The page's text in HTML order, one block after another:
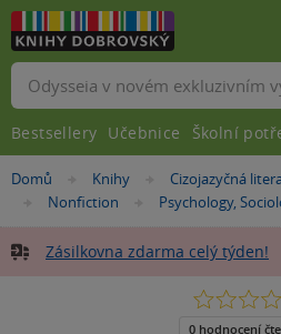
Nacházíte
Domů »Knihy »Cizojazyčná
»
Nonfiction »Psychology,
Zásilkovna zdarma celý týden!
0.0
5
0 hodnocení
Vyhledávání
Bestsellery Učebnice Školní